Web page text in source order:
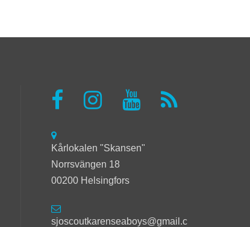
Kårlokalen "Skansen"
Norrsvängen 18
00200 Helsingfors
sjoscoutkarenseaboys@gmail.c